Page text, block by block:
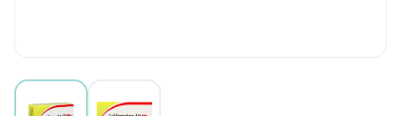
View larger image